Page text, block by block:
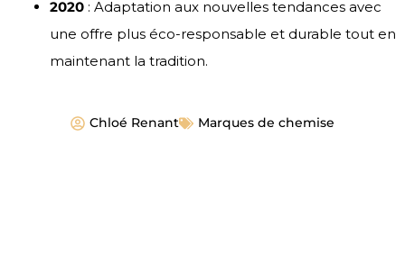
2020 : Adaptation aux nouvelles tendances avec
une offre plus éco-responsable et durable tout en
maintenant la tradition.
Chloé Renant Marques de chemise